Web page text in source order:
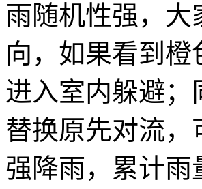
雨随机性强，
向，如果看到
进入室内躲避
替换原先对流
强降雨，累计雨